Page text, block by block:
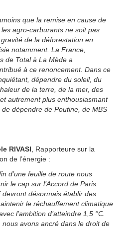
que la remise en cause de
les agro-carburants ne soit pas
de la déforestation en
notamment. La France,
de Total à La Mède a
à ce renoncement. Dans ce
dépendre du soleil, du
de la terre, de la mer, des
autrement plus enthousiasmant
dépendre de Poutine, de MBS
RIVASI, Rapporteure sur la
de l’énergie :
d’une feuille de route nous
le cap sur l’Accord de Paris.
devront désormais établir des
le réchauffement climatique
l’ambition d’atteindre 1,5 °C.
avons ancré dans le droit de